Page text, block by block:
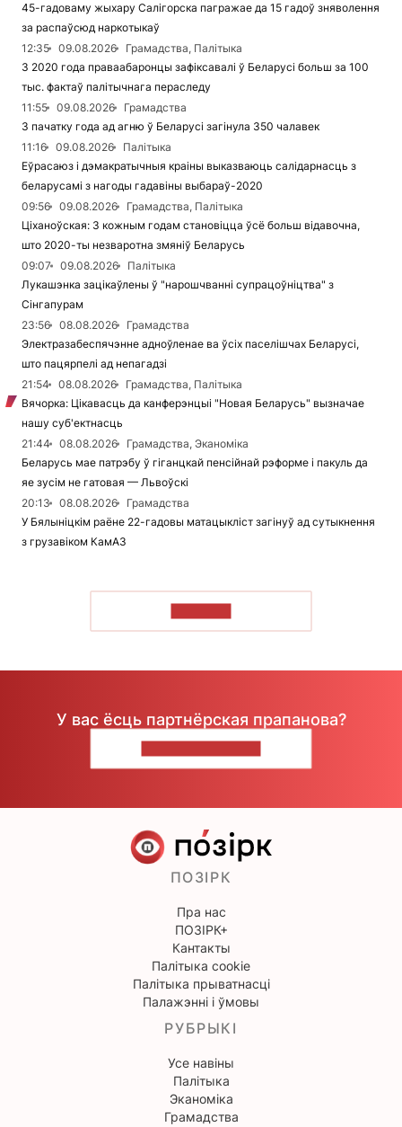
45-гадоваму жыхару Салігорска пагражае да 15 гадоў зняволення
за распаўсюд наркотыкаў
12:35
09.08.2026
Грамадства, Палітыка
З 2020 года праваабаронцы зафіксавалі ў Беларусі больш за 100
тыс. фактаў палітычнага пераследу
11:55
09.08.2026
Грамадства
З пачатку года ад агню ў Беларусі загінула 350 чалавек
11:16
09.08.2026
Палітыка
Еўрасаюз і дэмакратычныя краіны выказваюць салідарнасць з
беларусамі з нагоды гадавіны выбараў-2020
09:56
09.08.2026
Грамадства, Палітыка
Ціханоўская: З кожным годам становіцца ўсё больш відавочна,
што 2020-ты незваротна змяніў Беларусь
09:07
09.08.2026
Палітыка
Лукашэнка зацікаўлены ў "нарошчванні супрацоўніцтва" з
Сінгапурам
23:56
08.08.2026
Грамадства
Электразабеспячэнне адноўленае ва ўсіх паселішчах Беларусі,
што пацярпелі ад непагадзі
21:54
08.08.2026
Грамадства, Палітыка
Вячорка: Цікавасць да канферэнцыі "Новая Беларусь" вызначае
нашу суб'ектнасць
21:44
08.08.2026
Грамадства, Эканоміка
Беларусь мае патрэбу ў гіганцкай пенсійнай рэформе і пакуль да
яе зусім не гатовая — Львоўскі
20:13
08.08.2026
Грамадства
У Бялыніцкім раёне 22-гадовы матацыкліст загінуў ад сутыкнення
з грузавіком КамАЗ
У вас ёсць партнёрская прапанова?
ПОЗІРК
Пра нас
ПОЗІРК+
Кантакты
Палітыка cookie
Палітыка прыватнасці
Палажэнні і ўмовы
РУБРЫКІ
Усе навіны
Палітыка
Эканоміка
Грамадства